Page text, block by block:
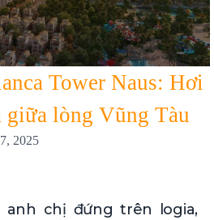
Tower Naus: Hơi
lòng Vũng Tàu
2025
anh chị đứng trên logia,